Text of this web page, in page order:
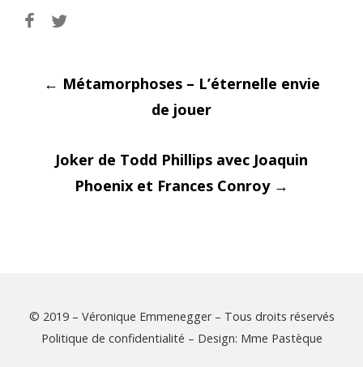
Post
← Métamorphoses – L’éternelle envie
de jouer
Joker de Todd Phillips avec Joaquin
Phoenix et Frances Conroy →
© 2019 – Véronique Emmenegger – Tous droits réservés
Politique de confidentialité – Design: Mme Pastèque